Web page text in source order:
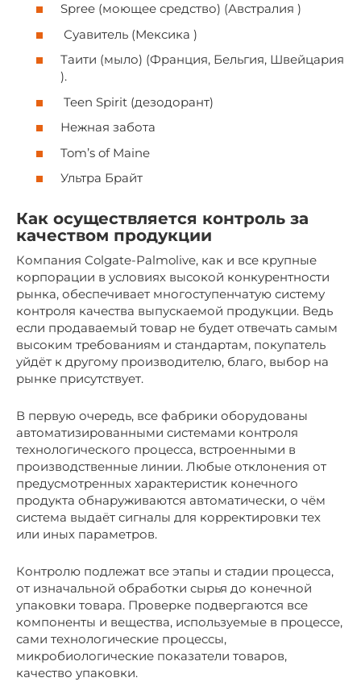
Spree (моющее средство) (Австралия )
Суавитель (Мексика )
Таити (мыло) (Франция, Бельгия, Швейцария
).
Teen Spirit (дезодорант)
Нежная забота
Tom’s of Maine
Ультра Брайт
Как осуществляется контроль за
качеством продукции
Компания Colgate-Palmolive, как и все крупные
корпорации в условиях высокой конкурентности
рынка, обеспечивает многоступенчатую систему
контроля качества выпускаемой продукции. Ведь
если продаваемый товар не будет отвечать самым
высоким требованиям и стандартам, покупатель
уйдёт к другому производителю, благо, выбор на
рынке присутствует.
В первую очередь, все фабрики оборудованы
автоматизированными системами контроля
технологического процесса, встроенными в
производственные линии. Любые отклонения от
предусмотренных характеристик конечного
продукта обнаруживаются автоматически, о чём
система выдаёт сигналы для корректировки тех
или иных параметров.
Контролю подлежат все этапы и стадии процесса,
от изначальной обработки сырья до конечной
упаковки товара. Проверке подвергаются все
компоненты и вещества, используемые в процессе,
сами технологические процессы,
микробиологические показатели товаров,
качество упаковки.